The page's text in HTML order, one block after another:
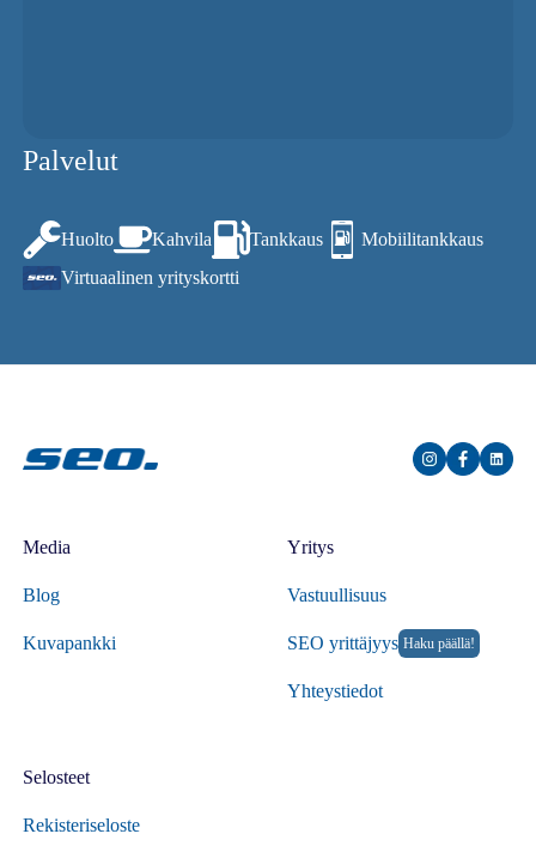
Palvelut
Huolto Kahvila Tankkaus
Mobiilitankkaus
Virtuaalinen yrityskortti
Media
Blog
Kuvapankki
Yritys
Vastuullisuus
SEO yrittäjyys Haku päällä!
Yhteystiedot
Selosteet
Rekisteriseloste